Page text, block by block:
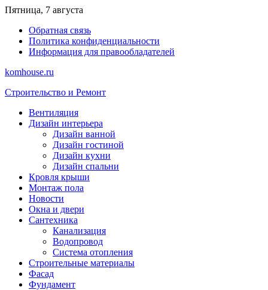
Перейти
содержимому
Пятница, 7 августа
Обратная связь
Политика конфиденциальности
Информация для правообладателей
komhouse.ru
Строительство и Ремонт
Вентиляция
Дизайн интерьера
Дизайн ванной
Дизайн гостиной
Дизайн кухни
Дизайн спальни
Кровля крыши
Монтаж пола
Новости
Окна и двери
Сантехника
Канализация
Водопровод
Система отопления
Строительные материалы
Фасад
Фундамент